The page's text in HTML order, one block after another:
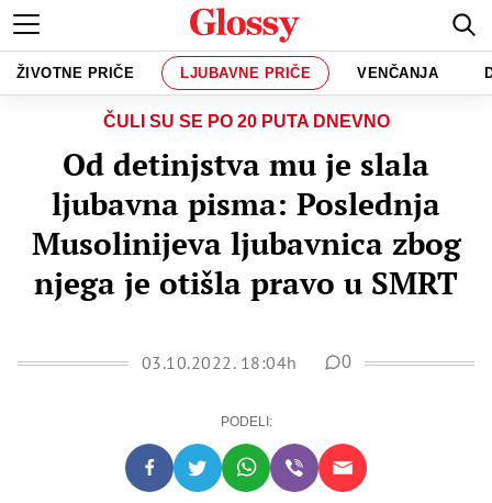
ŽIVOTNE PRIČE LJUBAVNE PRIČE VENČANJA
ČULI SU SE PO 20 PUTA DNEVNO
Od detinjstva mu je slala
ljubavna pisma: Poslednja
Musolinijeva ljubavnica zbog
njega je otišla pravo u SMRT
03.10.2022. 18:04h 0
PODELI: